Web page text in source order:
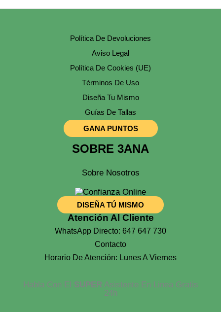
Política De Devoluciones
Aviso Legal
Política De Cookies (UE)
Términos De Uso
Diseña Tu Mismo
Guías De Tallas
GANA PUNTOS
SOBRE 3ANA
Sobre Nosotros
DISEÑA TÚ MISMO
Atención Al Cliente
WhatsApp Directo: 647 647 730
Contacto
Horario De Atención: Lunes A Viernes
Habla Con El SUPERAsistente En Linea Gratis
24h